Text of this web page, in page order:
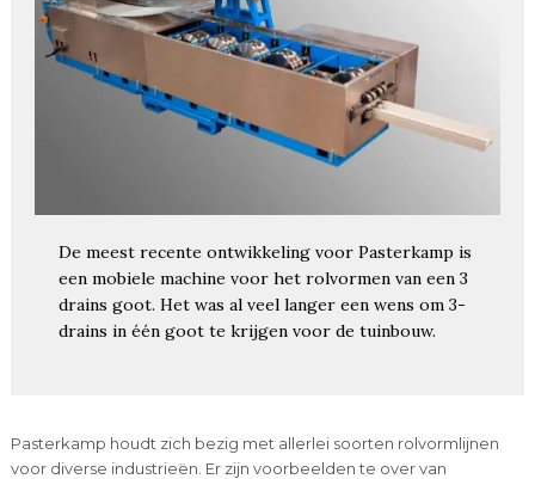
De meest recente ontwikkeling voor Pasterkamp is
een mobiele machine voor het rolvormen van een 3
drains goot. Het was al veel langer een wens om 3-
drains in één goot te krijgen voor de tuinbouw.
Pasterkamp houdt zich bezig met allerlei soorten rolvormlijnen
voor diverse industrieën. Er zijn voorbeelden te over van